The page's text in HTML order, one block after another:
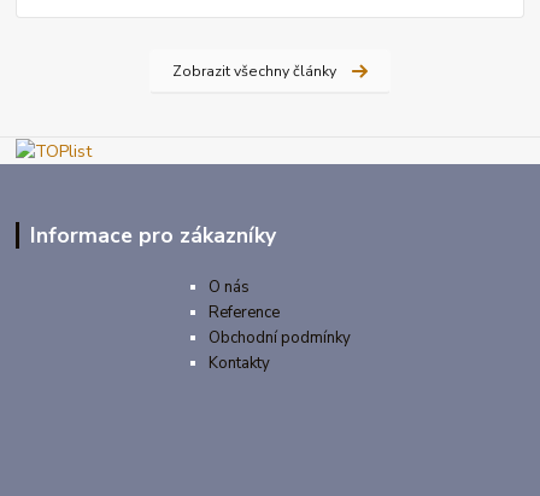
Zobrazit všechny články
Informace pro zákazníky
O nás
Reference
Obchodní podmínky
Kontakty